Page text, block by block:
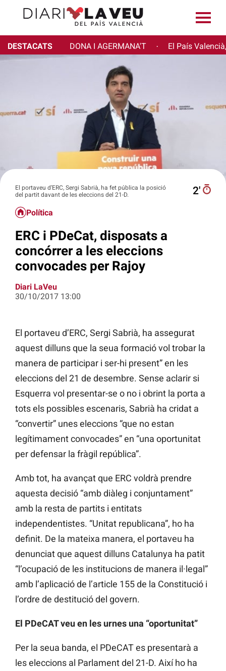
DESTACATS DONA I AGERMANA'T · El País
El portaveu d’ERC, Sergi Sabrià, ha fet pública la posició
del partit davant de les eleccions del 21-D.
2′
Política
ERC i PDeCat, disposats a
concórrer a les eleccions
convocades per Rajoy
Diari LaVeu
30/10/2017 13:00
El portaveu d’ERC, Sergi Sabrià, ha assegurat
aquest dilluns que la seua formació vol trobar la
manera de participar i ser-hi present” en les
eleccions del 21 de desembre. Sense aclarir si
Esquerra vol presentar-se o no i obrint la porta a
tots els possibles escenaris, Sabrià ha cridat a
“convertir” unes eleccions “que no estan
legítimament convocades” en “una oportunitat
per defensar la fràgil república”.
Amb tot, ha avançat que ERC voldrà prendre
aquesta decisió “amb diàleg i conjuntament”
amb la resta de partits i entitats
independentistes. “Unitat republicana”, ho ha
definit. De la mateixa manera, el portaveu ha
denunciat que aquest dilluns Catalunya ha patit
“l’ocupació de les institucions de manera il·legal”
amb l’aplicació de l’article 155 de la Constitució i
l’ordre de destitució del govern.
El PDeCAT veu en les urnes una “oportunitat”
Per la seua banda, el PDeCAT es presentarà a
les eleccions al Parlament del 21-D. Així ho ha